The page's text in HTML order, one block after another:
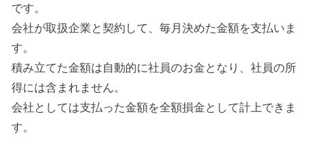
です。
会社が取扱企業と契約して、毎月決めた金額を支払いま
す。
積み立てた金額は自動的に社員のお金となり、社員の所
得には含まれません。
会社としては支払った金額を全額損金として計上できま
す。